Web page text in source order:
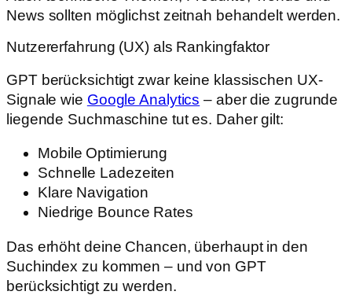
News sollten möglichst zeitnah behandelt werden.
Nutzererfahrung (UX) als Rankingfaktor
GPT berücksichtigt zwar keine klassischen UX-
Signale wie Google Analytics – aber die zugrunde
liegende Suchmaschine tut es. Daher gilt:
Mobile Optimierung
Schnelle Ladezeiten
Klare Navigation
Niedrige Bounce Rates
Das erhöht deine Chancen, überhaupt in den
Suchindex zu kommen – und von GPT
berücksichtigt zu werden.